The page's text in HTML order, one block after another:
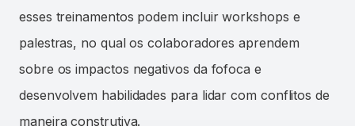
esses treinamentos podem incluir workshops e
palestras, no qual os colaboradores aprendem
sobre os impactos negativos da fofoca e
desenvolvem habilidades para lidar com conflitos de
maneira construtiva.